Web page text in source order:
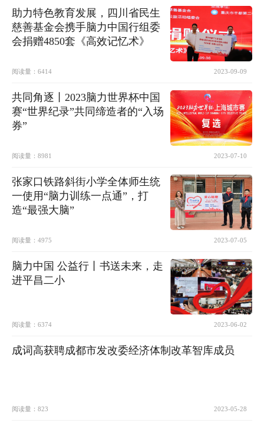
助力特色教育发展，四川省民生
慈善基金会携手脑力中国行组委
会捐赠4850套《高效记忆术》
阅读量： 6414 2023-09-09
共同角逐丨2023脑力世界杯中国
赛“世界纪录”共同缔造者的“入场
券”
阅读量： 8981 2023-07-10
张家口铁路斜街小学全体师生统
一使用“脑力训练一点通”，打
造“最强大脑”
阅读量： 4975 2023-07-05
脑力中国 公益行丨书送未来，走
进平昌二小
阅读量： 6374 2023-06-02
成词高获聘成都市发改委经济体制改革智库成员
阅读量： 823 2023-05-28